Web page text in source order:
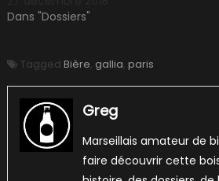
Dans "Dossiers"
Tagged Bière, gallia, paris
Greg
Marseillais amateur de
faire découvrir cette